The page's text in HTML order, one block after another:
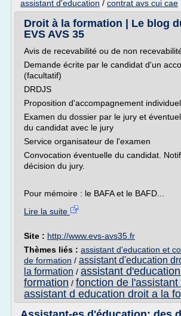
assistant d'education / contrat avs cui cae
Droit à la formation | Le blog
EVS AVS 35
Avis de recevabilité ou de non
Demande écrite par le candidat d'un
(facultatif)
DRDJS
Proposition d'accompagnement
Examen du dossier par le jury et
du candidat avec le jury
Service organisateur de l'examen
Convocation éventuelle du candidat.
décision du jury.
Pour mémoire : le BAFA et le BAFD...
Lire la suite
Site : http://www.evs-avs35.fr
Thèmes liés : assistant d'education et
de formation / assistant d'education
la formation / assistant
formation / fonction de l'assistant
assistant d education droit a la